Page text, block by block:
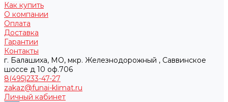
Как купить
О компании
Оплата
Доставка
Гарантии
Контакты
г. Балашиха, МО, мкр. Железнодорожный , Саввинское
шоссе д 10 оф.706
8(495)233-47-27
zakaz@funai-klimat.ru
Личный кабинет